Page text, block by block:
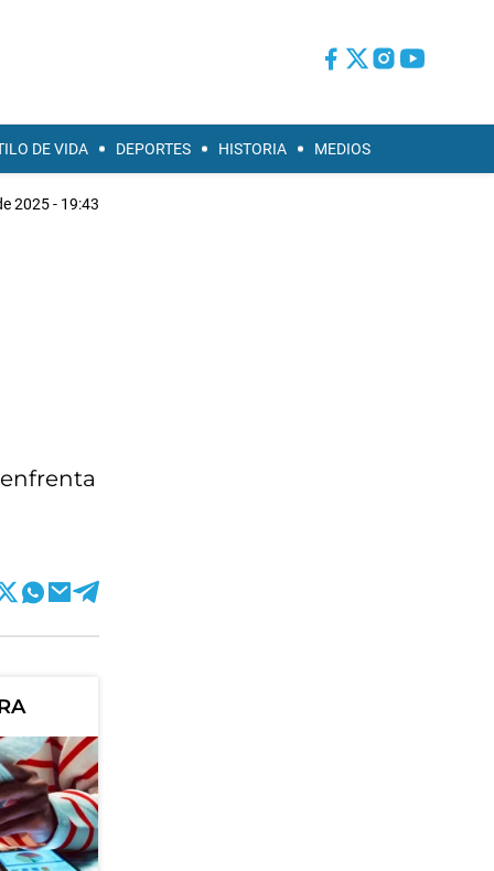
DE VIDA DEPORTES HISTORIA MEDIOS
2025 - 19:43